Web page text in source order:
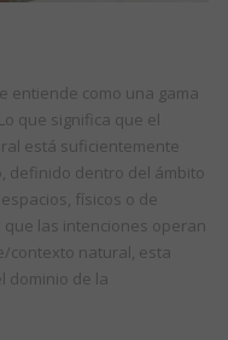
entiende como una gama
que significa que el
está suficientemente
definido dentro del ámbito
físicos o de
las intenciones operan
contexto natural, esta
dominio de la